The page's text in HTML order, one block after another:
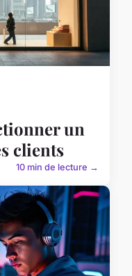
un
clients
10 min de lecture →